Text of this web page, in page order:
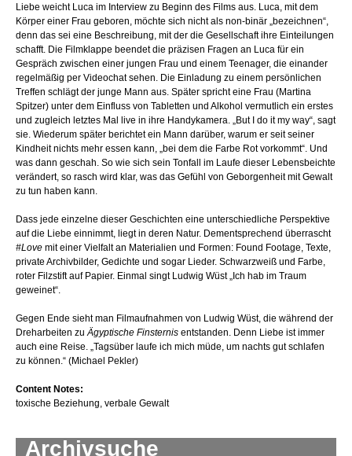
Archivsuche
Liebe weicht Luca im Interview zu Beginn des Films aus. Luca, mit dem
Körper einer Frau geboren, möchte sich nicht als non-binär „bezeichnen“,
denn das sei eine Beschreibung, mit der die Gesellschaft ihre Einteilungen
schafft. Die Filmklappe beendet die präzisen Fragen an Luca für ein
Gespräch zwischen einer jungen Frau und einem Teenager, die einander
regelmäßig per Videochat sehen. Die Einladung zu einem persönlichen
Treffen schlägt der junge Mann aus. Später spricht eine Frau (Martina
Spitzer) unter dem Einfluss von Tabletten und Alkohol vermutlich ein erstes
und zugleich letztes Mal live in ihre Handykamera. „But I do it my way“, sagt
sie. Wiederum später berichtet ein Mann darüber, warum er seit seiner
Kindheit nichts mehr essen kann, „bei dem die Farbe Rot vorkommt“. Und
was dann geschah. So wie sich sein Tonfall im Laufe dieser Lebensbeichte
verändert, so rasch wird klar, was das Gefühl von Geborgenheit mit Gewalt
zu tun haben kann.
Dass jede einzelne dieser Geschichten eine unterschiedliche Perspektive
auf die Liebe einnimmt, liegt in deren Natur. Dementsprechend überrascht
#Love mit einer Vielfalt an Materialien und Formen: Found Footage, Texte,
private Archivbilder, Gedichte und sogar Lieder. Schwarzweiß und Farbe,
roter Filzstift auf Papier. Einmal singt Ludwig Wüst „Ich hab im Traum
geweinet“.
Gegen Ende sieht man Filmaufnahmen von Ludwig Wüst, die während der
Dreharbeiten zuÄgyptische Finsternis entstanden. Denn Liebe ist immer
auch eine Reise. „Tagsüber laufe ich mich müde, um nachts gut schlafen
zu können.“ (Michael Pekler)
Content Notes:
toxische Beziehung, verbale Gewalt